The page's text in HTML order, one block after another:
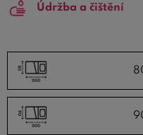
patrových postelí 90x200
nabídku a vyberte si
představy.
Nabízíme také patrové
manželské patrové
Údržba a čištění